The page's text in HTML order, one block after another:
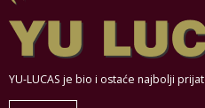
YU-LUCAS je bio i ostaće najbolji